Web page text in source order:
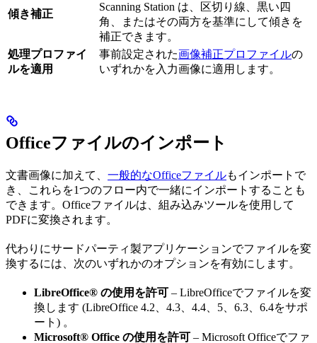
傾き補正
Scanning Station は、区切り線、黒い四
角、またはその両方を基準にして傾きを
補正できます。
処理プロファイ
ルを適用
事前設定された画像補正プロファイルの
いずれかを入力画像に適用します。
Officeファイルのインポート
文書画像に加えて、 一般的なOfficeファイルもインポートで
き、これらを1つのフロー内で一緒にインポートすることも
できます。Officeファイルは、組み込みツールを使用して
PDFに変換されます。
代わりにサードパーティ製アプリケーションでファイルを変
換するには、次のいずれかのオプションを有効にします。
LibreOffice® の使用を許可 – LibreOfficeでファイルを変
換します (LibreOffice 4.2、4.3、4.4、5、6.3、6.4をサポ
ート) 。
Microsoft® Office の使用を許可 – Microsoft Officeでファ